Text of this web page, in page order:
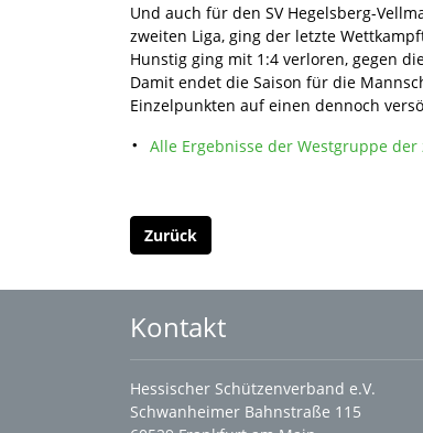
Und auch für den SV Hegelsberg-
zweiten Liga, ging der letzte
Hunstig ging mit 1:4 verloren, gegen
Damit endet die Saison für die
Einzelpunkten auf einen dennoch
Alle Ergebnisse der Westgruppe
Zurück
Kontakt
Hessischer Schützenverband e.V.
Schwanheimer Bahnstraße 115